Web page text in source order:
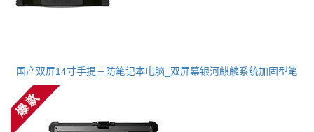
国产双屏14寸手提三防笔记本电脑_双屏幕银河麒麟系统加固型笔